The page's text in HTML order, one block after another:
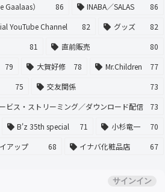
Gaalaas）
86 INABA／SALAS
86
YouTube Channel 82 グッズ
82
81 直前販売
80
79 大賀好修 78 Mr.Children
77
75 交友関係
73
ビス・ストリーミング／ダウンロード配信
73
B'z 35th special 71 小杉竜一
70
アップ 68 イナバ化粧品店 67